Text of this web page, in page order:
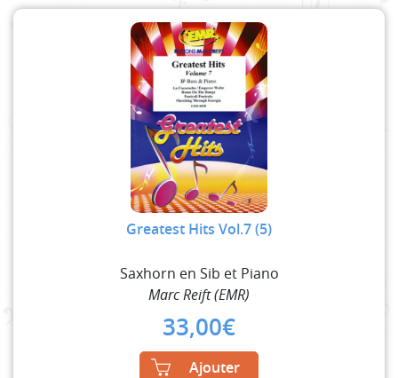
Greatest Hits Vol.7 (5)
Saxhorn en Sib et Piano
Marc Reift (EMR)
33,00€
Ajouter